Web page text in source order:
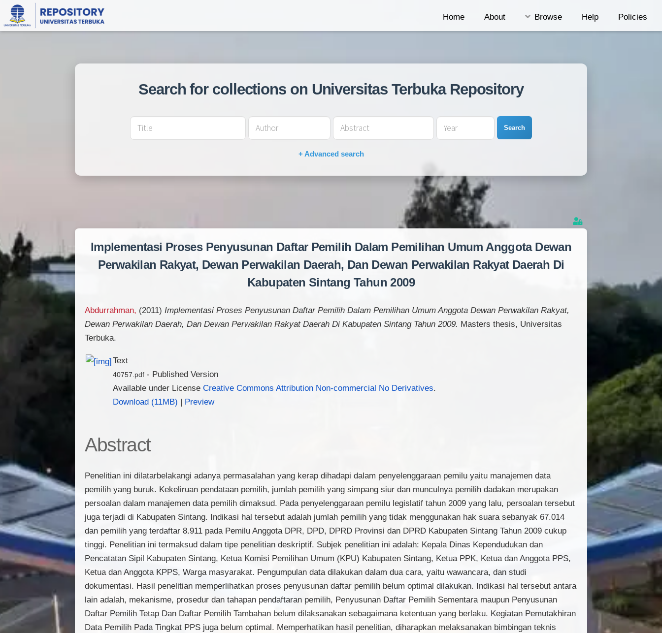
Home About Browse Help Policies
Search for collections on Universitas Terbuka Repository
Search
+ Advanced search
Implementasi Proses Penyusunan Daftar Pemilih Dalam Pemilihan Umum Anggota Dewan
Perwakilan Rakyat, Dewan Perwakilan Daerah, Dan Dewan Perwakilan Rakyat Daerah Di
Kabupaten Sintang Tahun 2009
Abdurrahman, (2011) Implementasi Proses Penyusunan Daftar Pemilih Dalam Pemilihan Umum Anggota Dewan Perwakilan Rakyat,
Dewan Perwakilan Daerah, Dan Dewan Perwakilan Rakyat Daerah Di Kabupaten Sintang Tahun 2009. Masters thesis, Universitas
Terbuka.
Text
40757.pdf - Published Version
Available under License Creative Commons Attribution Non-commercial No Derivatives.
Download (11MB) | Preview
Abstract
Penelitian ini dilatarbelakangi adanya permasalahan yang kerap dihadapi dalam penyelenggaraan pemilu yaitu manajemen data
pemilih yang buruk. Kekeliruan pendataan pemilih, jumlah pemilih yang simpang siur dan munculnya pemilih dadakan merupakan
persoalan dalam manajemen data pemilih dimaksud. Pada penyelenggaraan pemilu legislatif tahun 2009 yang lalu, persoalan tersebut
juga terjadi di Kabupaten Sintang. Indikasi hal tersebut adalah jumlah pemilih yang tidak menggunakan hak suara sebanyak 67.014
dan pemilih yang terdaftar 8.911 pada Pemilu Anggota DPR, DPD, DPRD Provinsi dan DPRD Kabupaten Sintang Tahun 2009 cukup
tinggi. Penelitian ini termaksud dalam tipe penelitian deskriptif. Subjek penelitian ini adalah: Kepala Dinas Kependudukan dan
Pencatatan Sipil Kabupaten Sintang, Ketua Komisi Pemilihan Umum (KPU) Kabupaten Sintang, Ketua PPK, Ketua dan Anggota PPS,
Ketua dan Anggota KPPS, Warga masyarakat. Pengumpulan data dilakukan dalam dua cara, yaitu wawancara, dan studi
dokumentasi. Hasil penelitian memperlihatkan proses penyusunan daftar pemilih belum optimal dilakukan. Indikasi hal tersebut antara
lain adalah, mekanisme, prosedur dan tahapan pendaftaran pemilih, Penyusunan Daftar Pemilih Sementara maupun Penyusunan
Daftar Pemilih Tetap Dan Daftar Pemilih Tambahan belum dilaksanakan sebagaimana ketentuan yang berlaku. Kegiatan Pemutakhiran
Data Pemilih Pada Tingkat PPS juga belum optimal. Memperhatikan hasil penelitian, diharapkan melaksanakan bimbingan teknis